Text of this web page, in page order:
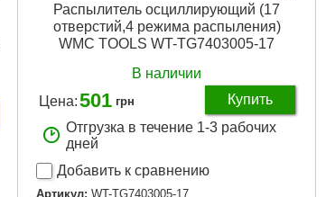
Распылитель осциллирующий (17
отверстий,4 режима распыления)
WMC TOOLS WT-TG7403005-17
В наличии
Цена:501 грн
Купить
Отгрузка в течение 1-3 рабочих
дней
Добавить к сравнению
Артикул: WT-TG7403005-17